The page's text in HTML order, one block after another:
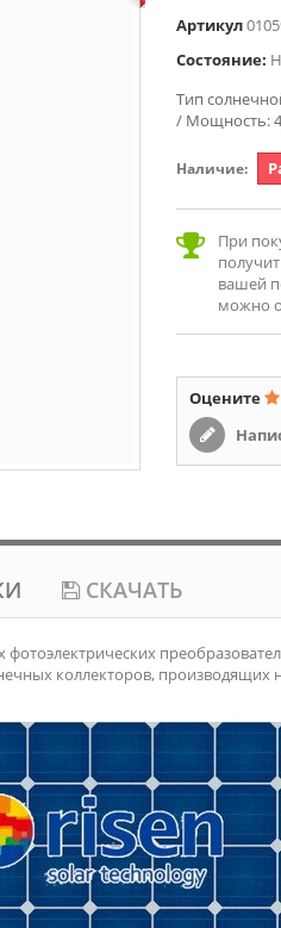
Артикул
Состояние:
Тип
/ Мощность:
Наличие:
При
вашей
можно
Оцените
СКАЧАТЬ
коллекторов, производящих